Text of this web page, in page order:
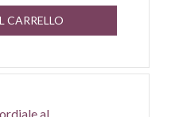
CARRELLO